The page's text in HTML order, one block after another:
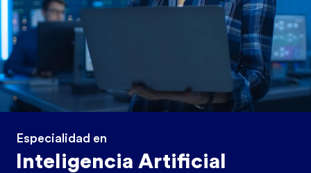
Especialidad en
Inteligencia Artificial